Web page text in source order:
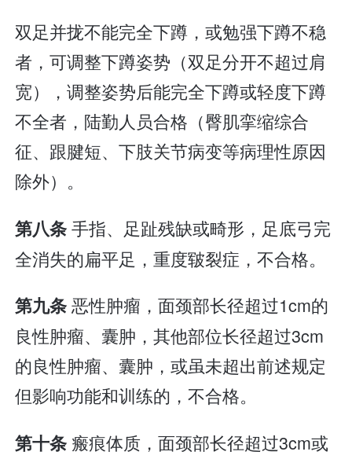
双足并拢不能完全下蹲，或勉强下蹲不稳
者，可调整下蹲姿势（双足分开不超过肩
宽），调整姿势后能完全下蹲或轻度下蹲
不全者，陆勤人员合格（臀肌挛缩综合
征、跟腱短、下肢关节病变等病理性原因
除外）。
第八条手指、足趾残缺或畸形，足底弓完
全消失的扁平足，重度皲裂症，不合格。
第九条恶性肿瘤，面颈部长径超过1cm的
良性肿瘤、囊肿，其他部位长径超过3cm
的良性肿瘤、囊肿，或虽未超出前述规定
但影响功能和训练的，不合格。
第十条 瘢痕体质，面颈部长径超过3cm或